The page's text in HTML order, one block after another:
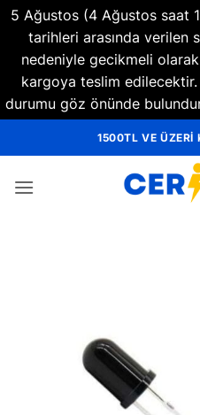
5 Ağustos (4 Ağustos saat
tarihleri arasında verilen
nedeniyle gecikmeli
kargoya teslim
durumu göz önünde
atla
1500TL VE ÜZERİ